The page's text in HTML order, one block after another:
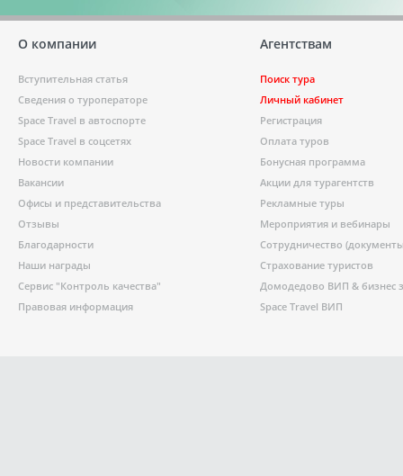
О компании
Вступительная статья
Сведения о туроператоре
Space Travel в автоспорте
Space Travel в соцсетях
Новости компании
Вакансии
Офисы и представительства
Отзывы
Благодарности
Наши награды
Сервис "Контроль качества"
Правовая информация
Агентствам
Поиск тура
Личный кабинет
Регистрация
Оплата туров
Бонусная программа
Акции для турагентств
Рекламные туры
Мероприятия и вебинары
Сотрудничество
Страхование туристов
Домодедово ВИП & бизнес
Space Travel ВИП